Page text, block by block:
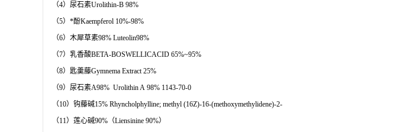
（4）尿石素Urolithin-B 98%
（5）*酚Kaempferol 10%-98%
（6）木犀草素98% Luteolin98%
（7）乳香酸BETA-BOSWELLICACID 65%~95%
（8）匙羹藤Gymnema Extract 25%
（9）尿石素A98% Urolithin A 98% 1143-70-0
（10）钩藤碱15% Rhyncholphylline; methyl (16Z)-16-(methoxymethylidene)-2-
（11）莲心碱90%（Liensinine 90%）